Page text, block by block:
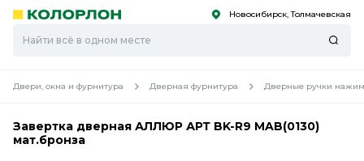
Скоро
Скоро Новосибирск, Толмачевская
Двери, окна и фурнитура Дверная фурнитура Дверные ручки
Завертка дверная АЛЛЮР АРТ BK-R9 MAB(0130)
мат.бронза